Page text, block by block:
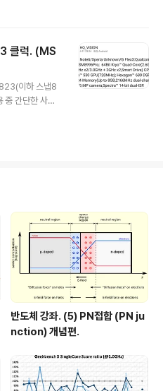
인장이 fake
가 Primate L
해준건지, 비
이 지나봐야 알
색해보면..
클럭. (MS
이하 스냅8
중 간단한 사양
, 틀리면 틀리
스냅823 (MS
다. 찌라시를
도 단계부터 틀
으로 나옵니다.
정..
반도체 강좌. (5) PN접합 (PN ju
nction) 개념편.